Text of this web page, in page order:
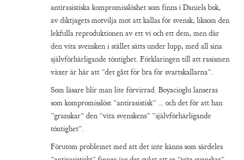
antirasistiska kompromisslöshet som finns i Daniels bok,
av diktjagets motvilja mot att kallas för svensk, liksom den
lekfulla reproduktionen av ett vi och ett dem, men där
den vita svensken i stället sätts under lupp, med all sina
självförhärligande töntighet. Förklaringen till att rasismen
växer är här att ”det gått för bra för svartskallarna”.
Som läsare blir man lite förvirrad. Boyacioglu lanseras
som kompromisslöst ”antirasistisk” … och det för att han
”granskar” den ”vita svenskens” ”självförhärligande
töntighet”.
Förutom problemet med att det inte känns som särdeles